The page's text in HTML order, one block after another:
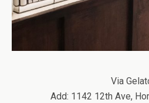
Via
Add: 1142 12th Ave,